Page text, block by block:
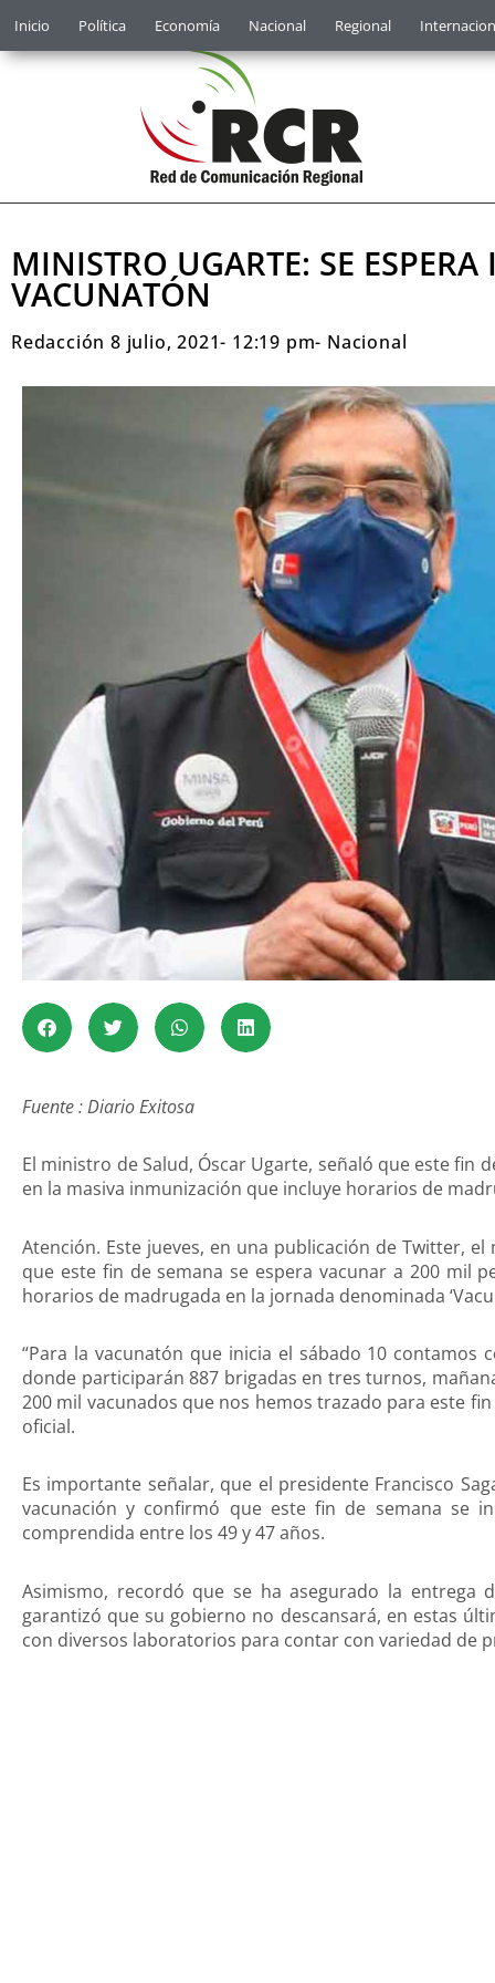
Inicio Política Economía Nacional Regional
MINISTRO UGARTE: SE
VACUNATÓN
Redacción 8 julio, 2021- 12:19 pm- Nacional
Fuente : Diario Exitosa
El ministro de Salud, Óscar Ugarte, señaló que este fin
en la masiva inmunización que incluye horarios de
Atención. Este jueves, en una publicación de Twitter,
que este fin de semana se espera vacunar a 200 mil
horarios de madrugada en la jornada denominada
“Para la vacunatón que inicia el sábado 10 contamos
donde participarán 887 brigadas en tres turnos,
200 mil vacunados que nos hemos trazado para este
oficial.
Es importante señalar, que el presidente Francisco
vacunación y confirmó que este fin de semana se
comprendida entre los 49 y 47 años.
Asimismo, recordó que se ha asegurado la entrega
garantizó que su gobierno no descansará, en estas
con diversos laboratorios para contar con variedad de